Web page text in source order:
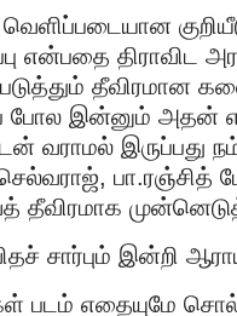
என்பதை திராவிட
தீவிரமான
போல இன்னும் அதன்
வராமல் இருப்பது
பா.ரஞ்சித்
தீவிரமாக
சார்பும் இன்றி
படம் எதையுமே